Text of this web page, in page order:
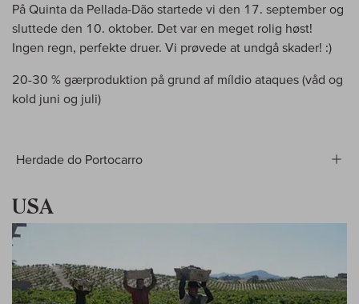
På Quinta da Pellada-Dão startede vi den 17. september og
sluttede den 10. oktober. Det var en meget rolig høst!
Ingen regn, perfekte druer. Vi prøvede at undgå skader! :)
20-30 % gærproduktion på grund af míldio ataques (våd og
kold juni og juli)
Herdade do Portocarro
USA